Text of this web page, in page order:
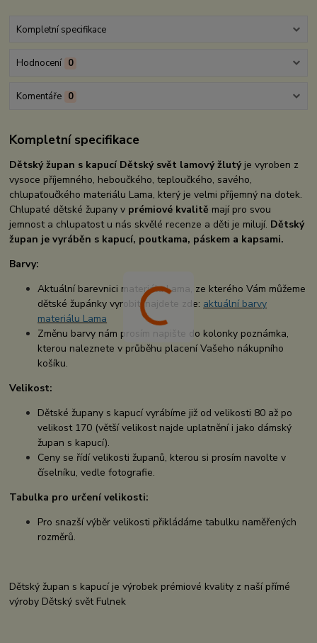
Kompletní specifikace
Hodnocení 0
Komentáře 0
Kompletní specifikace
Dětský župan s kapucí Dětský svět lamový žlutý je vyroben z
vysoce příjemného, heboučkého, teploučkého, savého,
chlupaťoučkého materiálu Lama, který je velmi příjemný na dotek.
Chlupaté dětské župany v prémiové kvalitě mají pro svou
jemnost a chlupatost u nás skvělé recenze a děti je milují. Dětský
župan je vyráběn s kapucí, poutkama, páskem a kapsami.
Barvy:
Aktuální barevnici materiálu Lama, ze kterého Vám můžeme
dětské župánky vyrobit, najdete zde: aktuální barvy
materiálu Lama
Změnu barvy nám prosím napište do kolonky poznámka,
kterou naleznete v průběhu placení Vašeho nákupního
košíku.
Velikost:
Dětské župany s kapucí vyrábíme již od velikosti 80 až po
velikost 170 (větší velikost najde uplatnění i jako dámský
župan s kapucí).
Ceny se řídí velikosti županů, kterou si prosím navolte v
číselníku, vedle fotografie.
Tabulka pro určení velikosti:
Pro snazší výběr velikosti přikládáme tabulku naměřených
rozměrů.
Dětský župan s kapucí je výrobek prémiové kvality z naší přímé
výroby Dětský svět Fulnek